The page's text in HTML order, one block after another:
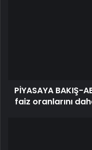
PİYASAYA BAKIŞ-
faiz oranlarını